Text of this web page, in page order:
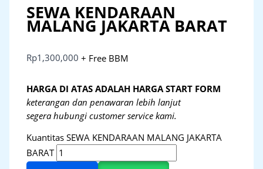
SEWA KENDARAAN
MALANG JAKARTA BARAT
Rp1,300,000 + Free BBM
HARGA DI ATAS ADALAH HARGA START FORM
keterangan dan penawaran lebih lanjut
segera hubungi customer service kami.
Kuantitas SEWA KENDARAAN MALANG JAKARTA
BARAT